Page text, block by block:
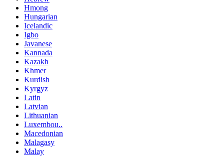
Hmong
Hungarian
Icelandic
Igbo
Javanese
Kannada
Kazakh
Khmer
Kurdish
Kyrgyz
Latin
Latvian
Lithuanian
Luxembou..
Macedonian
Malagasy
Malay